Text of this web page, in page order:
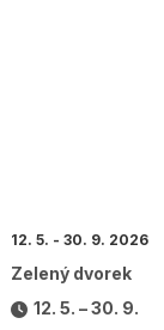
12. 5. - 30. 9. 2026
Zelený dvorek
12. 5. – 30. 9.